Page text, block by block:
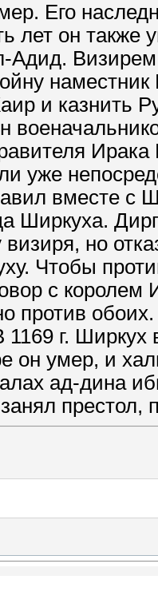
Его
лет он также
Визирем
и казнить
уже
вместе с
Ширкуха.
визиря, но
Чтобы
с
против
1169 г.
он умер, и
ад-дина